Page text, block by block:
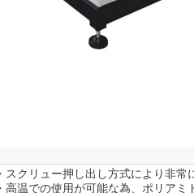
スクリュー押し出し方式により非常
高温での使用が可能な為、ポリア